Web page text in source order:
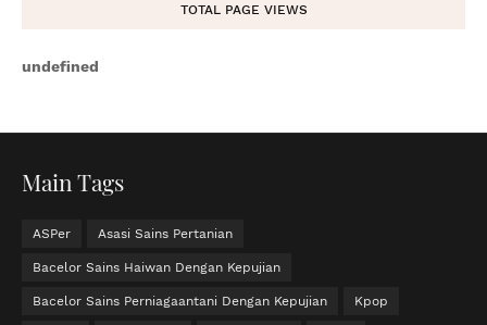
TOTAL PAGE VIEWS
undefned
Main Tags
ASPer Asasi Sains Pertanian
Bacelor Sains Haiwan Dengan Kepujian
Bacelor Sains Perniagaantani Dengan Kepujian Kpop